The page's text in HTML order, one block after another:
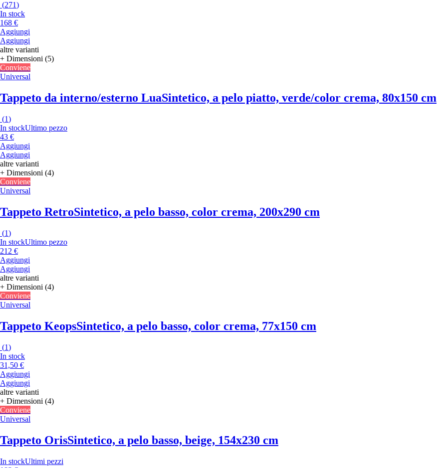
(271)
In stock
168 €
Aggiungi
Aggiungi
altre varianti
+ Dimensioni (5)
Conviene
Universal
Tappeto da interno/esterno LuaSintetico, a pelo piatto, verde/color crema, 80x150 cm
(1)
In stockUltimo pezzo
43 €
Aggiungi
Aggiungi
altre varianti
+ Dimensioni (4)
Conviene
Universal
Tappeto RetroSintetico, a pelo basso, color crema, 200x290 cm
(1)
In stockUltimo pezzo
212 €
Aggiungi
Aggiungi
altre varianti
+ Dimensioni (4)
Conviene
Universal
Tappeto KeopsSintetico, a pelo basso, color crema, 77x150 cm
(1)
In stock
31,50 €
Aggiungi
Aggiungi
altre varianti
+ Dimensioni (4)
Conviene
Universal
Tappeto OrisSintetico, a pelo basso, beige, 154x230 cm
In stockUltimi pezzi